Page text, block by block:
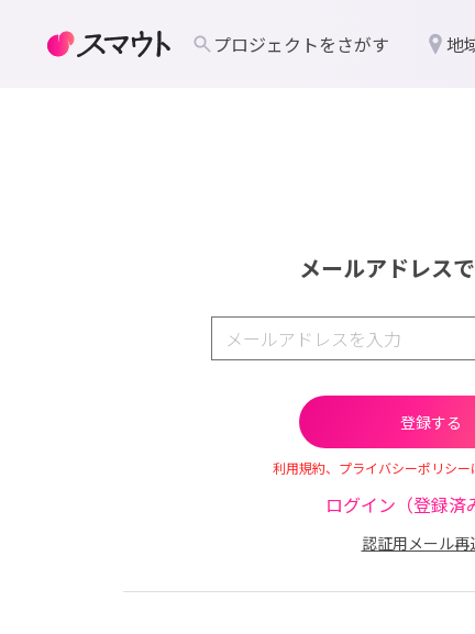
メールアドレス
利用規約、プライバシーポリシ
ログイン（登録済
認証用メール再
プロジェクトをさがす 地